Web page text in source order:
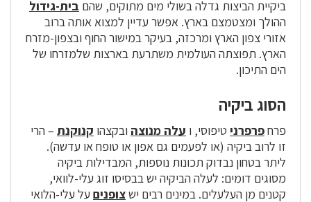
ביקיית הביצות גדלה בשולי מים מתוקים, שהם בית-גידול
ההולך ומצטמצם בארץ. אפשר עדיין למצוא אותה ברוב
אזורי צפון הארץ ומרכזה, בעיקר במישור החוף ובצפון-מזרח
הארץ. תפוצתה העולמית משתרעת בארצות שלמזרחו של
הים התיכון.
הסוג ביקיה
פרחפרפרני טיפוסי, ו עלה מנוצה ובקצהו קנוקנת – הרי
זו לרוב ביקיה (או לפעמים גם אפון או טופח או עדשה).
ליתר בטחון נבדוק תכונות נוספות, המבדילות ביקיה
מסוגים דומים: לעלה הביקיה יש בבסיסו זוג עלי-לוואי,
קטנים מן העלעלים. במינים רבים ישצופנים על עלי-הלואי